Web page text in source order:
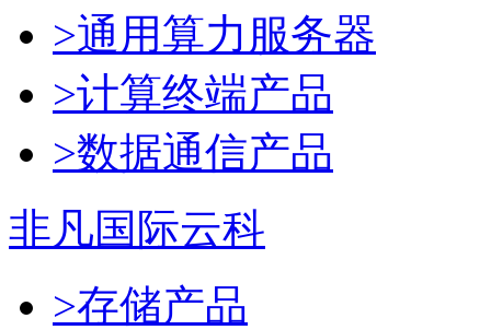
>通用算力服务器
>计算终端产品
>数据通信产品
非凡国际云科
>存储产品